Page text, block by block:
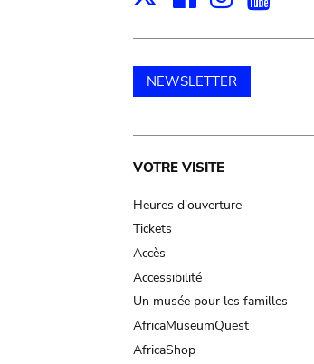
NEWSLETTER
Main
navigation
VOTRE VISITE
Heures d'ouverture
Tickets
Accès
Accessibilité
Un musée pour les familles
AfricaMuseumQuest
AfricaShop